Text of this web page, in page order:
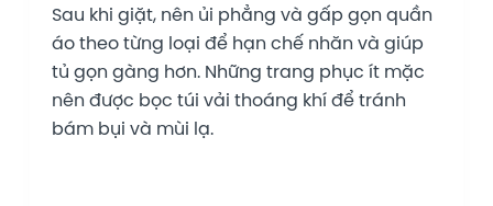
Sau khi giặt, nên ủi phẳng và gấp gọn quần
áo theo từng loại để hạn chế nhăn và giúp
tủ gọn gàng hơn. Những trang phục ít mặc
nên được bọc túi vải thoáng khí để tránh
bám bụi và mùi lạ.